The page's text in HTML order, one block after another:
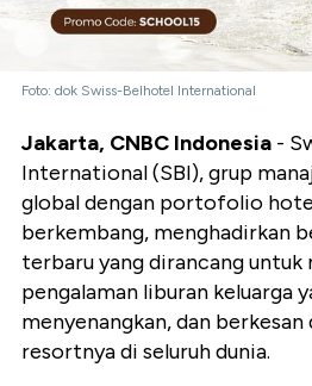
Foto: dok Swiss-Belhotel International
Jakarta, CNBC Indonesia -
International (SBI), grup
global dengan portofolio
berkembang, menghadirkan
terbaru yang dirancang untuk
pengalaman liburan keluarga
menyenangkan, dan
resortnya di seluruh dunia.